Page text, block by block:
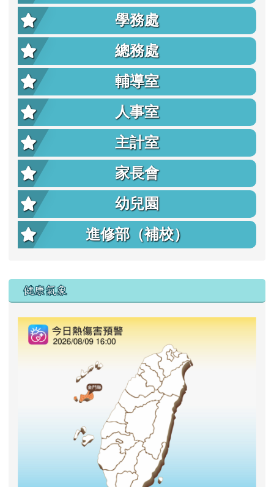
學務處
總務處
輔導室
人事室
主計室
家長會
幼兒園
進修部（補校）
右邊區域內容
健康氣象